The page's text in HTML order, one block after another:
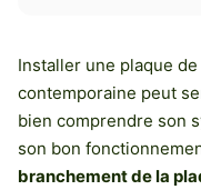
Installer une plaque
contemporaine peut
bien comprendre son
son bon
branchement de la